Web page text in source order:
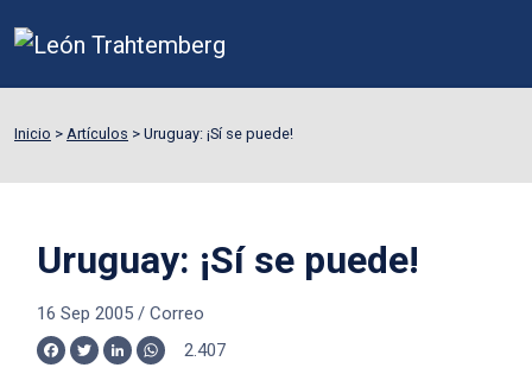
Inicio > Artículos > Uruguay: ¡Sí se puede!
Uruguay: ¡Sí se puede!
16 Sep 2005/ Correo
Facebook
TwitterLinkedInWhatsApp
2.407